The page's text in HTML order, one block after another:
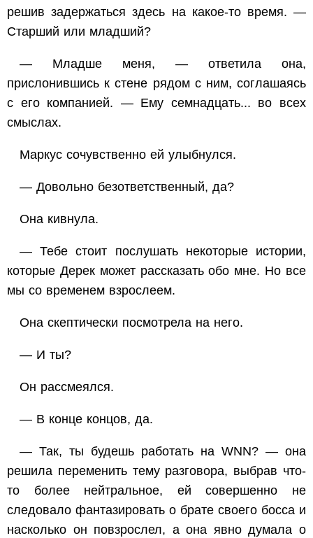
решив задержаться здесь на какое-то время. —
Старший или младший?
— Младше меня, — ответила она,
прислонившись к стене рядом с ним, соглашаясь
с его компанией. — Ему семнадцать... во всех
смыслах.
Маркус сочувственно ей улыбнулся.
— Довольно безответственный, да?
Она кивнула.
— Тебе стоит послушать некоторые истории,
которые Дерек может рассказать обо мне. Но все
мы со временем взрослеем.
Она скептически посмотрела на него.
— И ты?
Он рассмеялся.
— В конце концов, да.
— Так, ты будешь работать на WNN? — она
решила переменить тему разговора, выбрав что-
то более нейтральное, ей совершенно не
следовало фантазировать о брате своего босса и
насколько он повзрослел, а она явно думала о